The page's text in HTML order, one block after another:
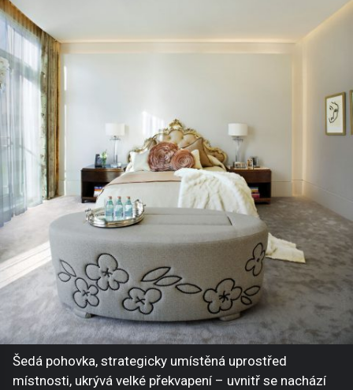
Šedá pohovka, strategicky umístěná uprostřed
místnosti, ukrývá velké překvapení – uvnitř se nachází